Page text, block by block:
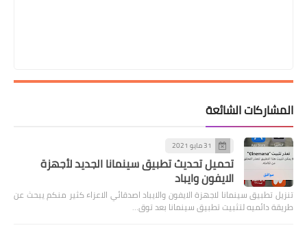
المشاركات الشائعة
31 مايو 2021
تحميل تحديث تطبيق سينمانا الجديد لأجهزة
الايفون وايباد
تنزيل تطبيق سينمانا لاجهزة الايفون والايباد اصدقائي الاعزاء كثير منكم يبحث عن
طريقة دائميه لتثبيت تطبيق سينمانا بعد توق…